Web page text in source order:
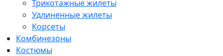
Трикотажные жилеты
Удлиненные жилеты
Корсеты
Комбинезоны
Костюмы